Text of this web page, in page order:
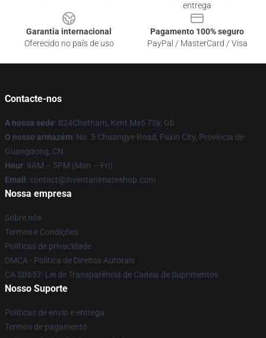
entrega
Garantia internacional
Oferecido no país de uso
Pagamento 100% seguro
PayPal / MasterCard / Visa
Contacte-nos
A nossa sede: 824Chatham, Kent Me5 7Sy, Gb
O nosso armazém: No. 5 Chuangye Road, Fuxin City, Província de
Guangdong, CN
Hour: 9AM – 5PM (Mon – Fri)
Email : contact@inventanimateshop.com
Nossa empresa
Sobre nós
Termos e Condições
Políticas de privacidade
DMCA - Política de Direitos Autorais
CA SB657: Lei de Transparência de Cadeia de Suprimentos
Nosso Suporte
Políticas de envio e entrega
Termos de pagamento